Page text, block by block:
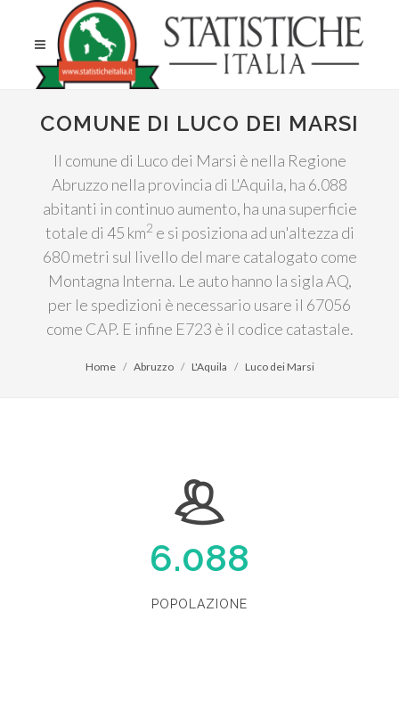
COMUNE DI LUCO DEI MARSI
Il comune di Luco dei Marsi è nella Regione
Abruzzo nella provincia di L'Aquila, ha 6.088
abitanti in continuo aumento, ha una superficie
totale di 45 km2 e si posiziona ad un'altezza di
680 metri sul livello del mare catalogato come
Montagna Interna. Le auto hanno la sigla AQ,
per le spedizioni è necessario usare il 67056
come CAP. E infine E723 è il codice catastale.
Home Abruzzo L'Aquila Luco dei Marsi
6.088
POPOLAZIONE